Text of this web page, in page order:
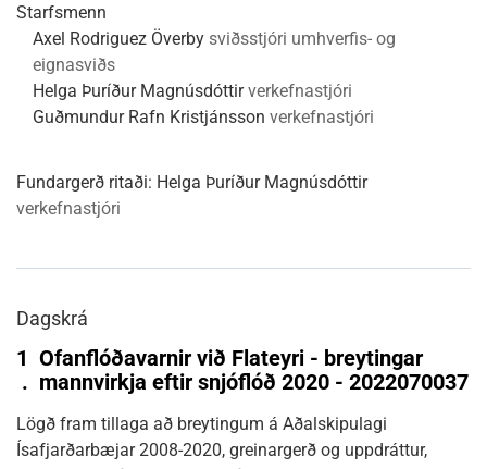
Starfsmenn
Axel Rodriguez Överby sviðsstjóri umhverfis- og
eignasviðs
Helga Þuríður Magnúsdóttir verkefnastjóri
Guðmundur Rafn Kristjánsson verkefnastjóri
Fundargerð ritaði: Helga Þuríður Magnúsdóttir
verkefnastjóri
Dagskrá
1
.
Ofanflóðavarnir við Flateyri - breytingar
mannvirkja eftir snjóflóð 2020 - 2022070037
Lögð fram tillaga að breytingum á Aðalskipulagi
Ísafjarðarbæjar 2008-2020, greinargerð og uppdráttur,